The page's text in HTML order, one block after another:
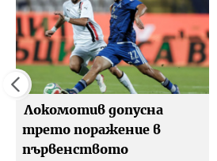
Локомотив допусна
трето поражение в
първенството